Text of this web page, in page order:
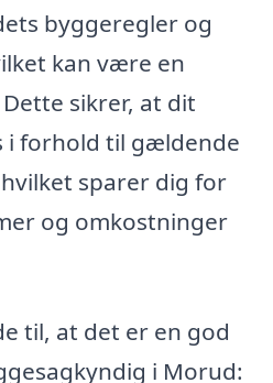
byggeregler og
kan være en
sikrer, at dit
i forhold til gældende
sparer dig for
og omkostninger
til, at det er en god
i Morud: